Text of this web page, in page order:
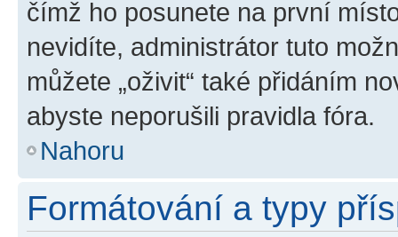
čímž ho posunete na první
nevidíte, administrátor tuto
můžete „oživit“ také přidáním
abyste neporušili pravidla fóra.
Nahoru
Formátování a typy